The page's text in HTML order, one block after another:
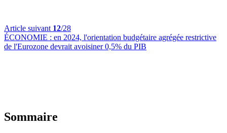
Article suivant 12/28
ÉCONOMIE : en 2024, l'orientation budgétaire agrégée restrictive
de l'Eurozone devrait avoisiner 0,5% du PIB
Sommaire